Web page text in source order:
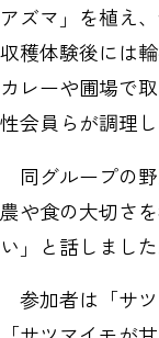
アズマ」を植え
収穫体験後には
カレーや圃場で
性会員らが調理
同グループの野
農や食の大切さ
い」と話しました
参加者は「サツ